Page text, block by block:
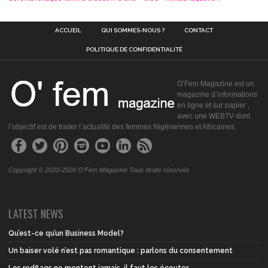
ACCUEIL QUI SOMMES-NOUS ? CONTACT
POLITIQUE DE CONFIDENTIALITÉ
O’Fem Magazine est un
magazine d’informations
en ligne et sur papier ,
avec une WEBTV dont
l’objectif est de traiter l’actualité des femmes Nigériennes et Africaines.
Copyright © 2020-2026 O'Fem Magazine Tous droits réservés
LATEST NEWS
Qu’est-ce qu’un Business Model?
Un baiser volé n’est pas romantique : parlons du consentement